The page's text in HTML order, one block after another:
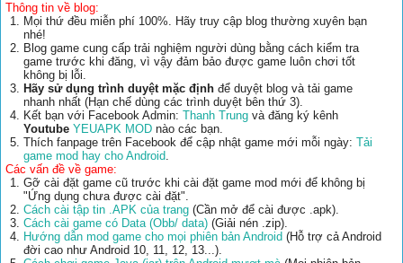
Thông tin về blog:
Mọi thứ đều miễn phí 100%. Hãy truy cập blog thường xuyên bạn
nhé!
Blog game cung cấp trải nghiệm người dùng bằng cách kiểm tra
game trước khi đăng, vì vậy đảm bảo được game luôn chơi tốt
không bị lỗi.
Hãy sử dụng trình duyệt mặc định để duyệt blog và tải game
nhanh nhất (Hạn chế dùng các trình duyệt bên thứ 3).
Kết bạn với Facebook Admin: Thanh Trung và đăng ký kênh
Youtube YEUAPK MOD nào các bạn.
Thích fanpage trên Facebook để cập nhật game mới mỗi ngày: Tải
game mod hay cho Android.
Các vấn đề về game:
Gỡ cài đặt game cũ trước khi cài đặt game mod mới để không bị
"Ứng dụng chưa được cài đặt".
Cách cài tập tin .APK của trang (Cần mở để cài được .apk).
Cách cài game có Data (Obb/ data) (Giải nén .zip).
Hướng dẫn mod game cho mọi phiên bản Android (Hỗ trợ cả Android
đời cao như Android 10, 11, 12, 13...).